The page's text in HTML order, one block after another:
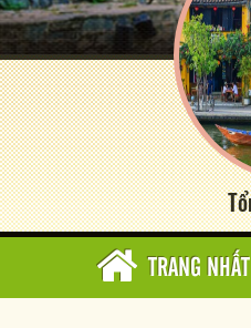
TRANG NHẤT